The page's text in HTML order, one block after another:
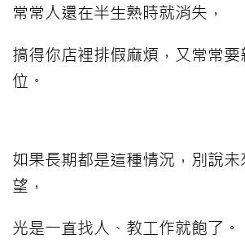
常常人還在半生熟時就消失，
搞得你店裡排假麻煩，又常常
位。
如果長期都是這種情況，別說
望，
光是一直找人、教工作就飽了。